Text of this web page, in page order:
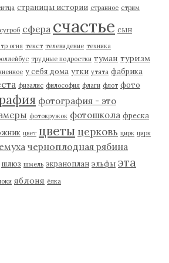
страницы истории странное стрим
сугроб сфера счастье сын
огня текст телевидение техника
трудные подростки туман туризм
у себя дома утки утята фабрика
физалис философия флаги флот фото
фотография - это
фотокружок фотошкола фреска
цвет цветы церковь цирк цирк
черноплодная рябина
шлюз шмель экраноплан эльфы эта
яблоня ёлка